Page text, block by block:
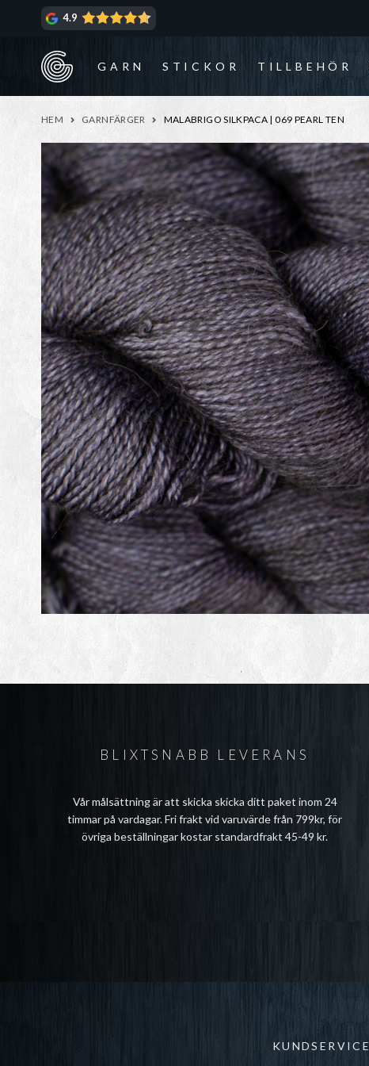
4.9
GARN STICKOR TILLBEHÖR
HEM GARNFÄRGER MALABRIGO SILKPACA | 069 PEARL TEN
BLIXTSNABB LEVERANS
Vår målsättning är att skicka skicka ditt paket inom 24
timmar på vardagar. Fri frakt vid varuvärde från 799kr, för
övriga beställningar kostar standardfrakt 45-49 kr.
KUNDSERVICE